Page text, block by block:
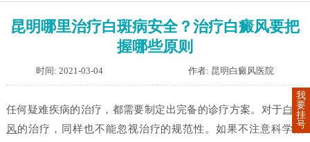
昆明哪里治疗白斑病安全？治疗白癜风要把
握哪些原则
时间: 2021-03-04 作者: 昆明白癜风医院
任何疑难疾病的治疗，都需要制定出完备的诊疗方案。对于白癜
风的治疗，同样也不能忽视治疗的规范性。如果不注意科学治
我
要
挂
号